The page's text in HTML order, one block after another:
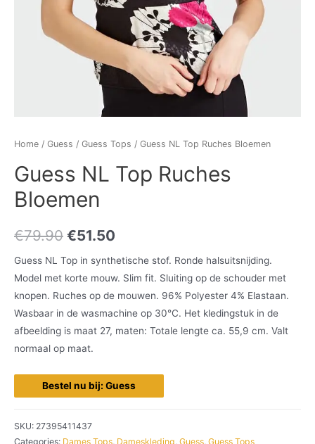
Home / Guess / Guess Tops / Guess NL Top Ruches Bloemen
Guess NL Top Ruches
Bloemen
€79.90 €51.50
Guess NL Top in synthetische stof. Ronde halsuitsnijding.
Model met korte mouw. Slim fit. Sluiting op de schouder met
knopen. Ruches op de mouwen. 96% Polyester 4% Elastaan.
Wasbaar in de wasmachine op 30°C. Het kledingstuk in de
afbeelding is maat 27, maten: Totale lengte ca. 55,9 cm. Valt
normaal op maat.
Bestel nu bij: Guess
SKU: 27395411437
Categories: Dames Tops, Dameskleding, Guess, Guess Tops